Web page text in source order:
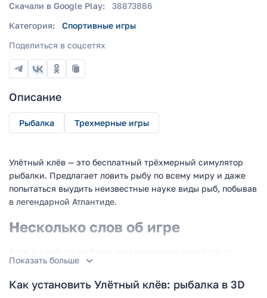
Скачали в Google Play:
38873886
Категория:
Спортивные игры
Поделиться в соцсетях
Описание
Рыбалка Трехмерные игры
Улётный клёв — это бесплатный трёхмерный симулятор
рыбалки. Предлагает ловить рыбу по всему миру и даже
попытаться выудить неизвестные науке виды рыб, побывав
в легендарной Атлантиде.
Несколько слов об игре
вкусу эта игра. Здесь, вам предстоит побывать в самых
отдаленных уголках планеты и ловить огромное множество
видов рыб, прямо на экране телефона. Даже если вы
Показать больше
Как установить Улётный клёв: рыбалка в 3D